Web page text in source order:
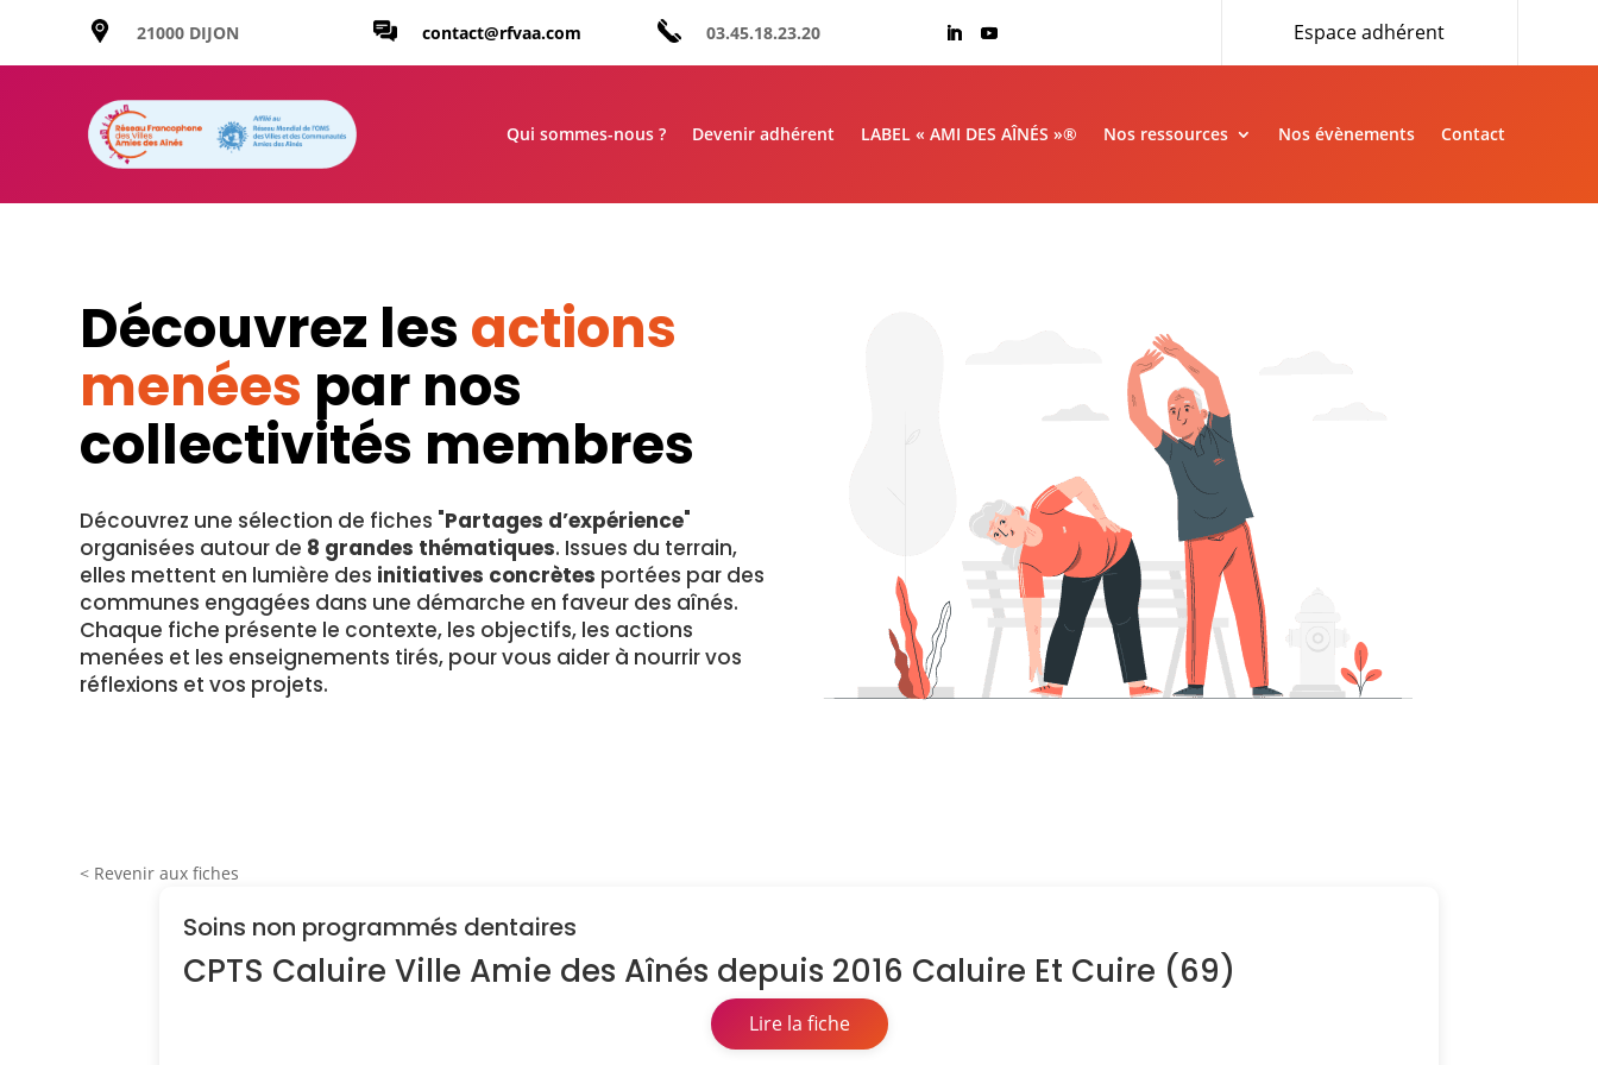
21000 DIJON contact@rfvaa.com 03.45.18.23.20 Espace adhérent
Qui sommes-nous ? Devenir adhérent LABEL « AMI DES AÎNÉS »® Nos ressources Nos évènements Contact
Découvrez les actions
menées par nos
collectivités membres
Découvrez une sélection de fiches "Partages d’expérience"
organisées autour de 8 grandes thématiques. Issues du terrain,
elles mettent en lumière des initiatives concrètes portées par des
communes engagées dans une démarche en faveur des aînés.
Chaque fiche présente le contexte, les objectifs, les actions
menées et les enseignements tirés, pour vous aider à nourrir vos
réflexions et vos projets.
< Revenir aux fiches
Soins non programmés dentaires
CPTS Caluire Ville Amie des Aînés depuis 2016 Caluire Et Cuire (69)
Lire la fiche